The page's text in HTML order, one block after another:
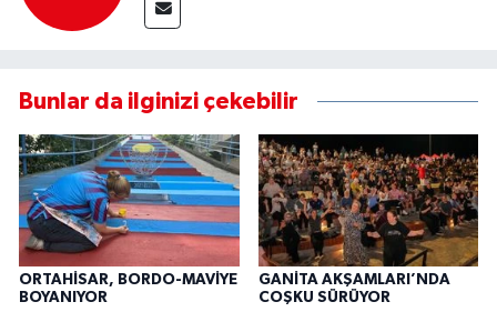
Bunlar da ilginizi çekebilir
ORTAHİSAR, BORDO-MAVİYE
BOYANIYOR
GANİTA AKŞAMLARI’NDA
COŞKU SÜRÜYOR